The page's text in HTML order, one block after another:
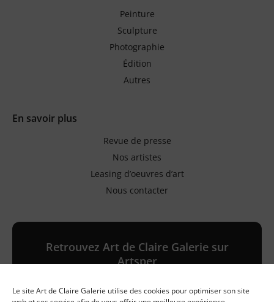
Le site Art de Claire Galerie utilise des cookies pour optimiser son site
Peinture
Sculpture
Photographie
Édition
Autres
En savoir plus
Revue de presse
Nos artistes
Leasing d’oeuvres d’art
Nous contacter
Retrouvez Art de Claire Galerie sur
Artsper
Galerie en ligne